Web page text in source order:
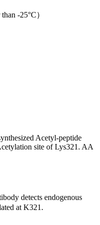
-25°C）
Acetyl-peptide
site of Lys321. AA
detects endogenous
at K321.